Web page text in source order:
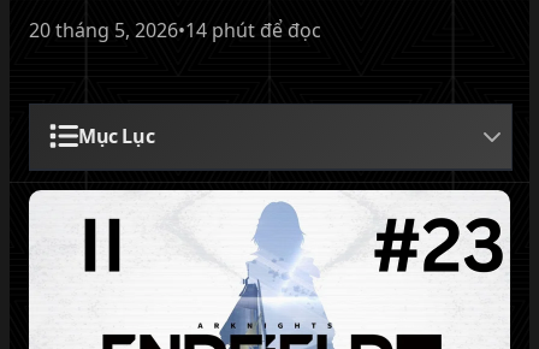
20 tháng 5, 2026•14 phút để đọc
Mục Lục